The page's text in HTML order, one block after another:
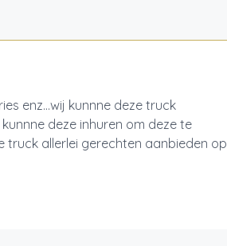
enz...wij kunnne deze truck
deze inhuren om deze te
truck allerlei gerechten aanbieden op